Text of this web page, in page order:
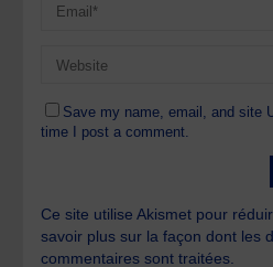
Save my name, email, and site
time I post a comment.
Ce site utilise Akismet pour
savoir plus sur la façon dont les
commentaires sont traitées